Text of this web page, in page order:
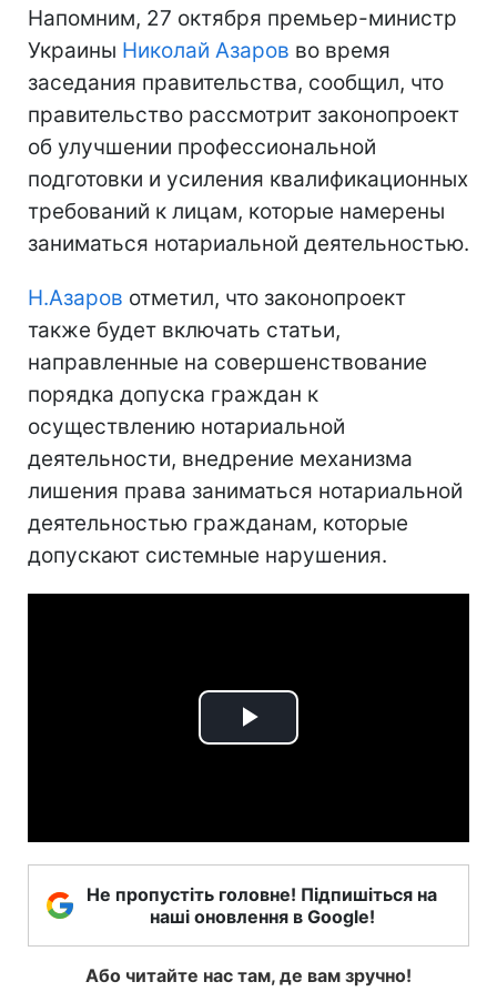
Напомним, 27 октября премьер-министр
Украины Николай Азаров во время
заседания правительства, сообщил, что
правительство рассмотрит законопроект
об улучшении профессиональной
подготовки и усиления квалификационных
требований к лицам, которые намерены
заниматься нотариальной деятельностью.
Н.Азаров отметил, что законопроект
также будет включать статьи,
направленные на совершенствование
порядка допуска граждан к
осуществлению нотариальной
деятельности, внедрение механизма
лишения права заниматься нотариальной
деятельностью гражданам, которые
допускают системные нарушения.
Play
Не пропустіть головне! Підпишіться на
наші оновлення в Google!
Або читайте нас там, де вам зручно!